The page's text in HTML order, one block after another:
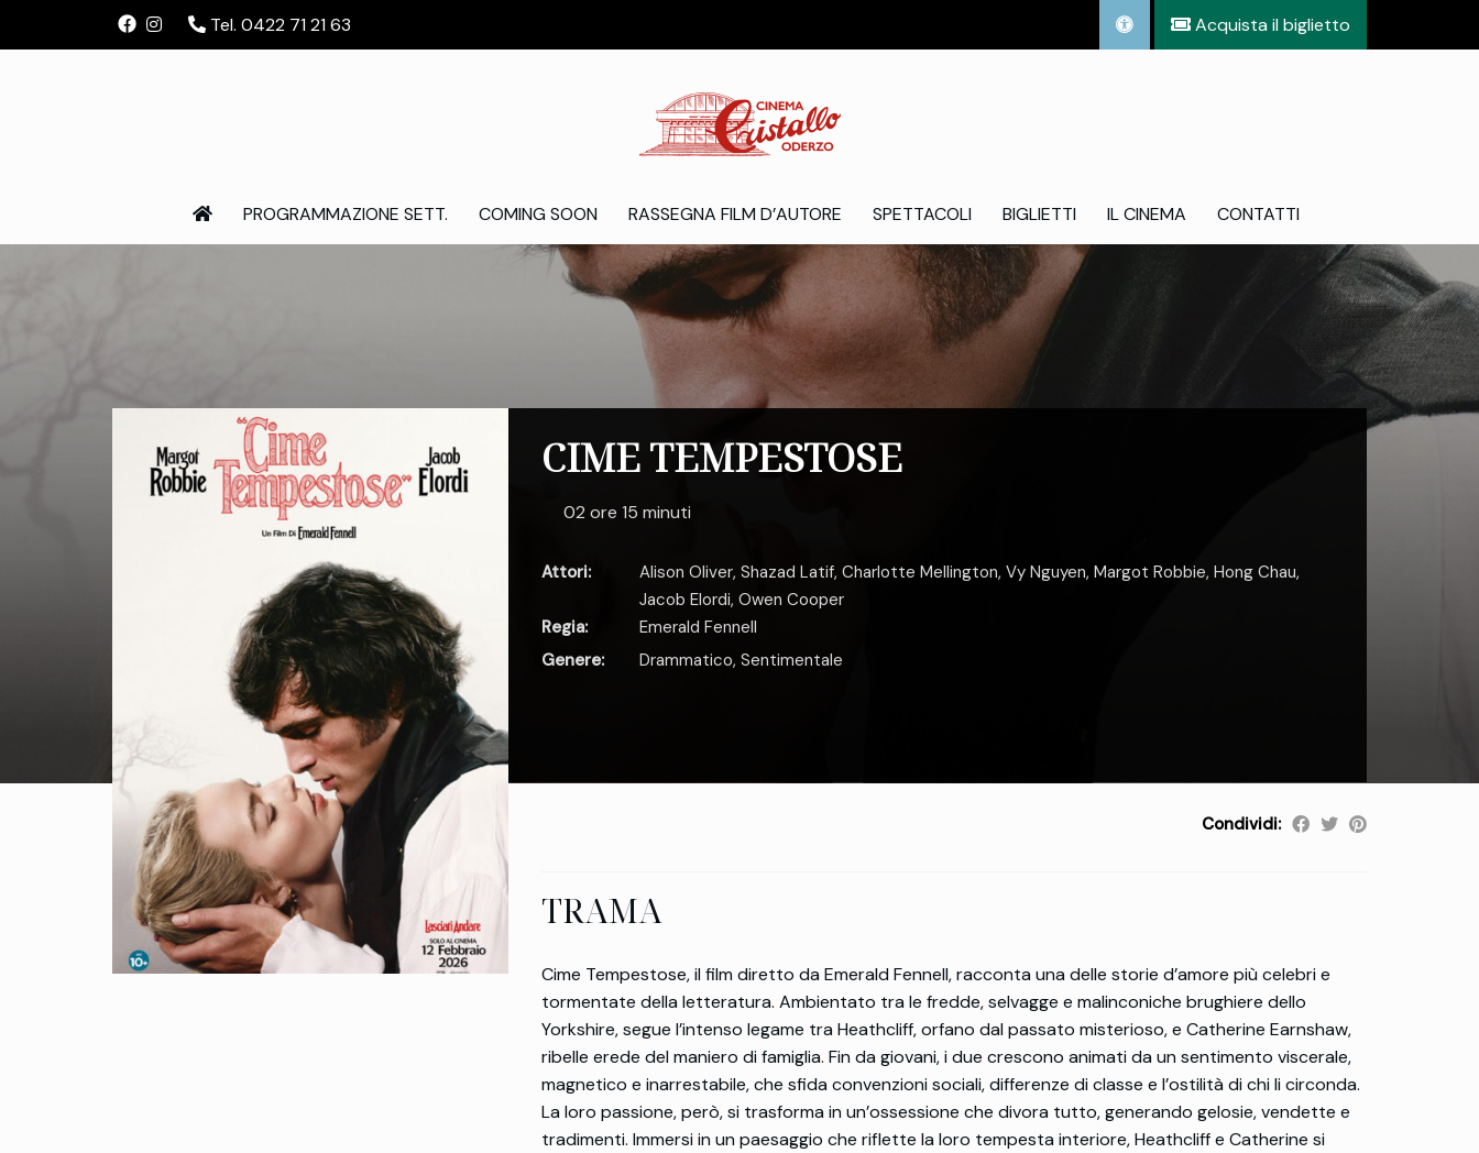
Tel. 0422 71 21 63 Acquista il biglietto
PROGRAMMAZIONE SETT. COMING SOON RASSEGNA FILM D’AUTORE SPETTACOLI BIGLIETTI IL CINEMA CONTATTI
CIME TEMPESTOSE
02 ore 15 minuti
Attori: Alison Oliver, Shazad Latif, Charlotte Mellington, Vy Nguyen, Margot Robbie, Hong Chau,
Jacob Elordi, Owen Cooper
Regia:
Emerald Fennell
Genere:
Drammatico, Sentimentale
Condividi:
TRAMA
Cime Tempestose, il film diretto da Emerald Fennell, racconta una delle storie d’amore più celebri e
tormentate della letteratura. Ambientato tra le fredde, selvagge e malinconiche brughiere dello
Yorkshire, segue l’intenso legame tra Heathcliff, orfano dal passato misterioso, e Catherine Earnshaw,
ribelle erede del maniero di famiglia. Fin da giovani, i due crescono animati da un sentimento viscerale,
magnetico e inarrestabile, che sfida convenzioni sociali, differenze di classe e l’ostilità di chi li circonda.
La loro passione, però, si trasforma in un’ossessione che divora tutto, generando gelosie, vendette e
tradimenti. Immersi in un paesaggio che riflette la loro tempesta interiore, Heathcliff e Catherine si